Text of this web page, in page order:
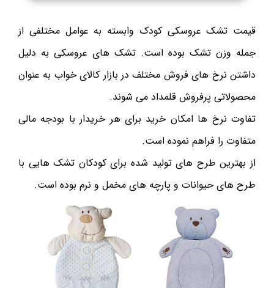
قیمت تشک عروسکی کودک وابسته به عوامل مختلفی از
جمله وزن تشک بوده است. تشک های عروسکی به دلیل
داشتن نرخ های فروش مختلف در بازار کالای خواب به عنوان
محصولاتی پرفروش قلمداد می شوند.
تفاوت نرخ ها امکان خرید برای هر خریدار با بودجه مالی
متفاوت را فراهم نموده است.
از بهترین طرح های تولید شده برای کودکان تشک هایی با
طرح های حیوانات و پارچه های مخمل و نرم بوده است.